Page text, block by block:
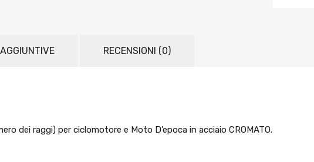
RECENSIONI (0)
dei raggi) per ciclomotore e Moto D’epoca in acciaio CROMATO.